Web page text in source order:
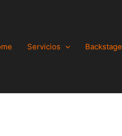
Servicios Backstage